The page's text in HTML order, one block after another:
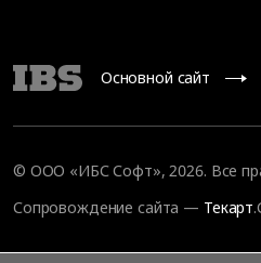
Основной сайт
© OOO «ИБС Софт», 2026. Все
Сопровождение сайта — Текарт.